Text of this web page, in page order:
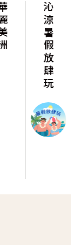
洲 沁涼暑假放肆玩